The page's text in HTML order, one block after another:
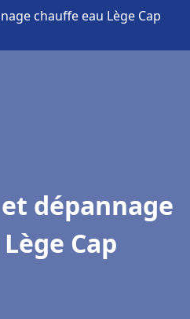
chauffe eau Lège Cap
dépannage
Cap